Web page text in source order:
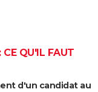
CE QU'IL FAUT
d'un candidat au